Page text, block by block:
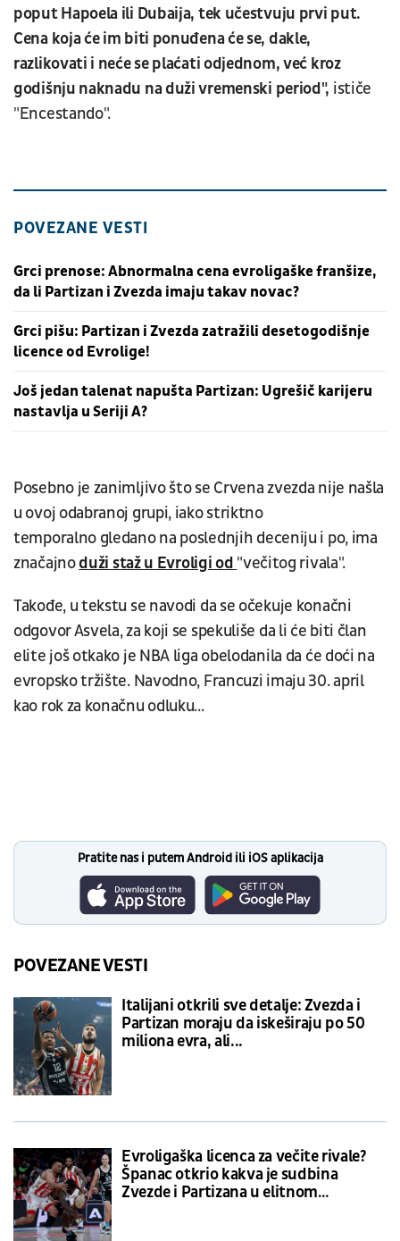
poput Hapoela ili Dubaija, tek učestvuju prvi put.
Cena koja će im biti ponuđena će se, dakle,
razlikovati i neće se plaćati odjednom, već kroz
godišnju naknadu na duži vremenski period", ističe
"Encestando".
POVEZANE VESTI
Grci prenose: Abnormalna cena evroligaške franšize,
da li Partizan i Zvezda imaju takav novac?
Grci pišu: Partizan i Zvezda zatražili desetogodišnje
licence od Evrolige!
Još jedan talenat napušta Partizan: Ugrešič karijeru
nastavlja u Seriji A?
Posebno je zanimljivo što se Crvena zvezda nije našla
u ovoj odabranoj grupi, iako striktno
temporalno gledano na poslednjih deceniju i po, ima
značajnoduži staž u Evroligi od "večitog rivala".
Takođe, u tekstu se navodi da se očekuje konačni
odgovor Asvela, za koji se spekuliše da li će biti član
elite još otkako je NBA liga obelodanila da će doći na
evropsko tržište. Navodno, Francuzi imaju 30. april
kao rok za konačnu odluku...
Pratite nas i putem Android ili iOS aplikacija
POVEZANE VESTI
Italijani otkrili sve detalje: Zvezda i
Partizan moraju da iskeširaju po 50
miliona evra, ali...
Evroligaška licenca za večite rivale?
Španac otkrio kakva je sudbina
Zvezde i Partizana u elitnom